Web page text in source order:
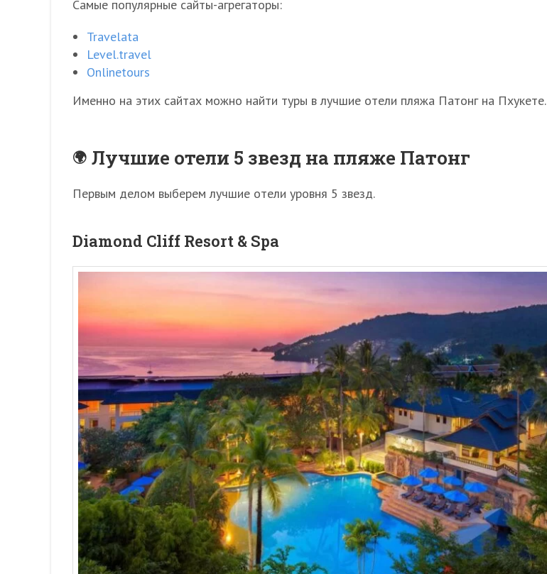
Самые популярные сайты-агрегаторы:
Travelata
Level.travel
Onlinetours
Именно на этих сайтах можно найти туры в лучшие отели пляжа Патонг на Пхукете.
Лучшие отели 5 звезд на пляже Патонг
Первым делом выберем лучшие отели уровня 5 звезд.
Diamond Cliff Resort & Spa